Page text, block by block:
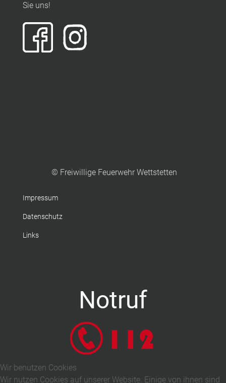
Sie uns!
© Freiwillige Feuerwehr Wettstetten
Impressum
Datenschutz
Links
Notruf
Wir benutzen Cookies
Wir nutzen Cookies auf unserer Website. Einige von ihnen sind